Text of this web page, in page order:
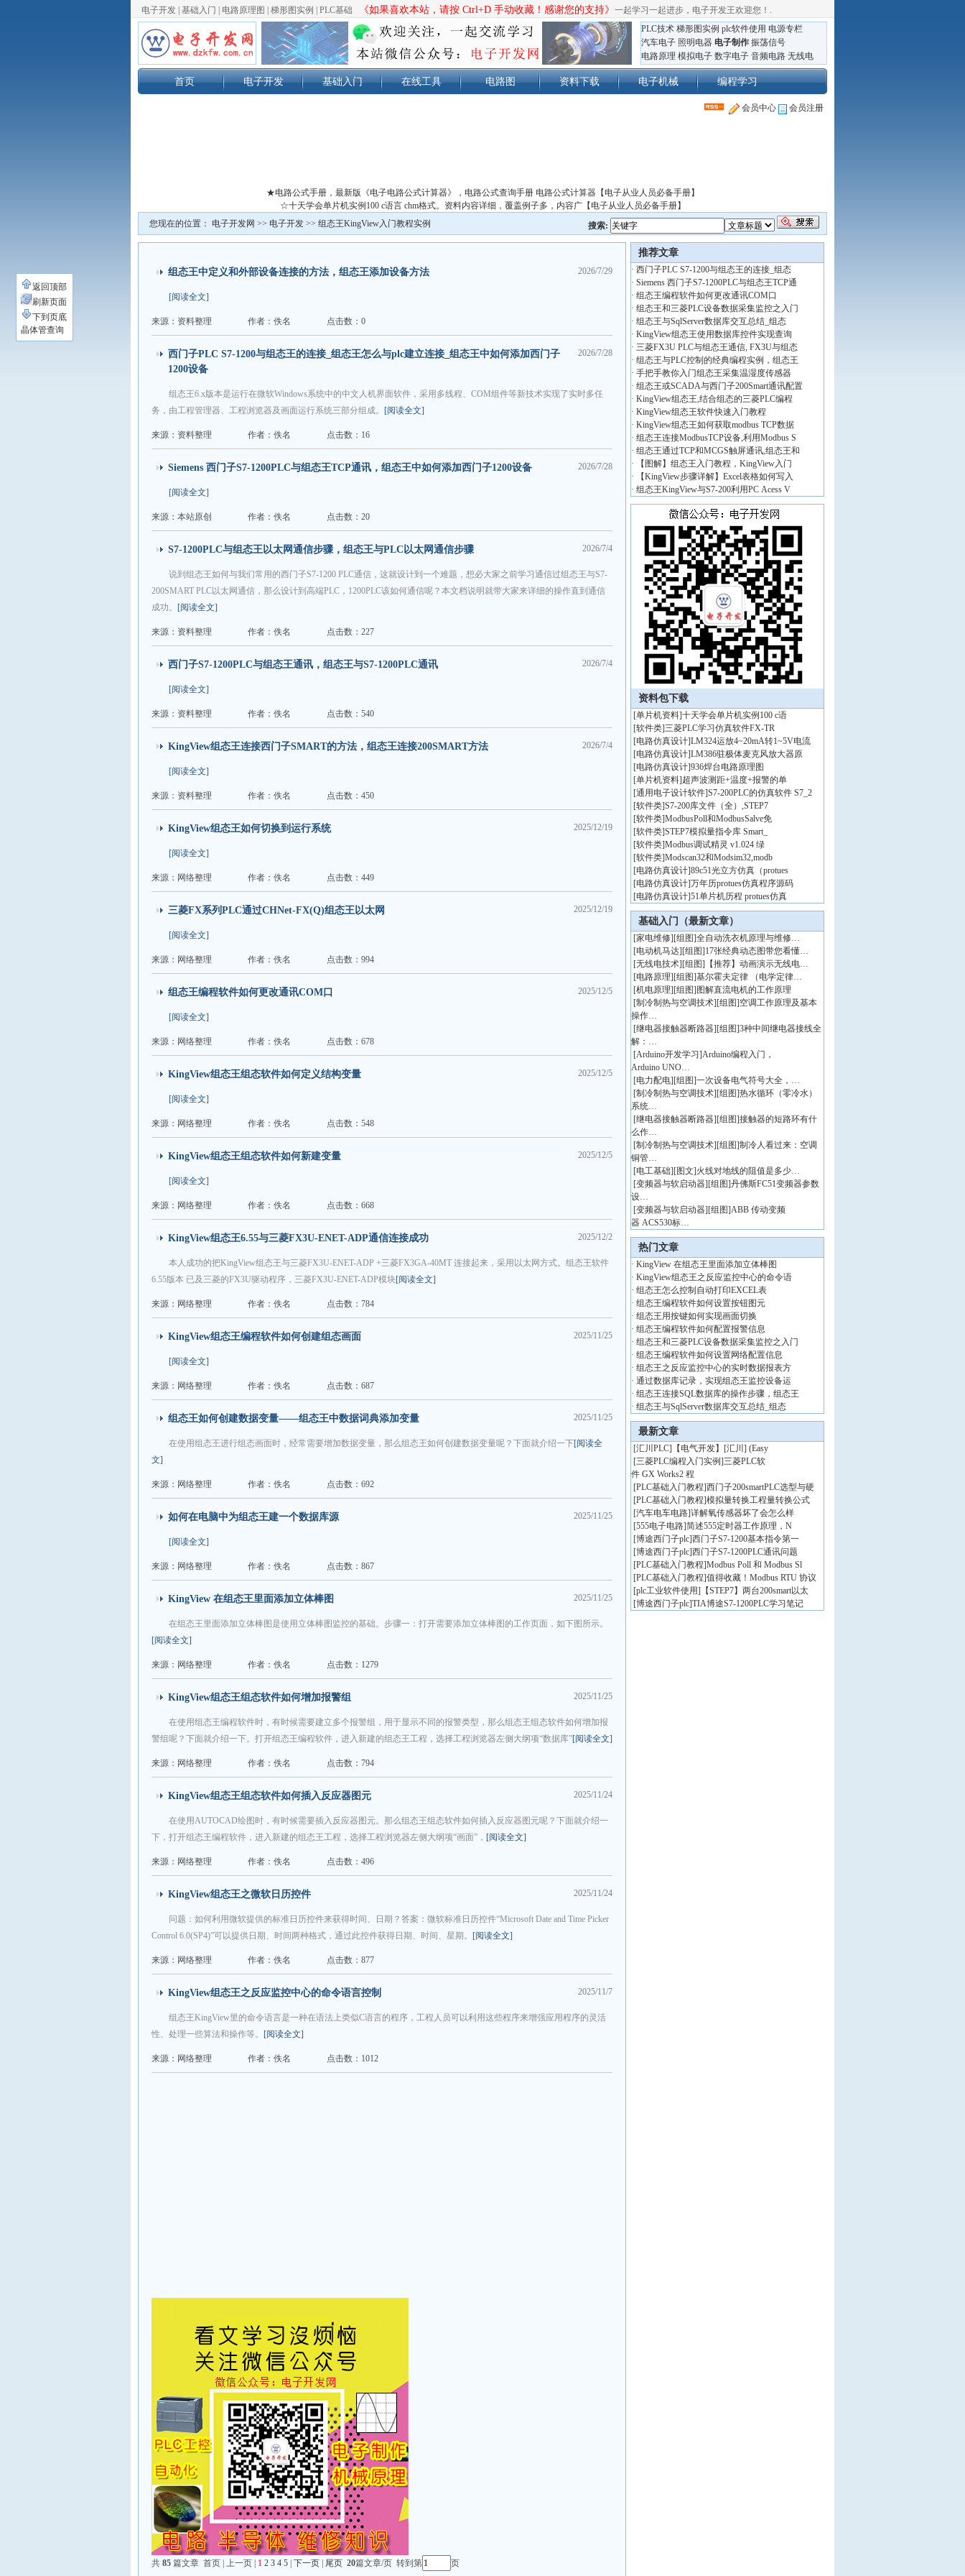
电子开发 基础入门 电路原理图 梯形图实例 PLC基础 《如果喜欢本站，请按 Ctrl+D 手动收藏！感谢您的支持》 一起学习一起进步，电子开发王欢迎您！ .
PLC技术 梯形图实例 plc软件使用 电源专栏
汽车电子 照明电器 电子制作 振荡信号
电路原理 模拟电子 数字电子 音频电路 无线电
首页 电子开发 基础入门 在线工具 电路图 资料下载 电子机械 编程学习
会员中心 会员注册
★电路公式手册，最新版《电子电路公式计算器》，电路公式查询手册 电路公式计算器【电子从业人员必备手册】
☆十天学会单片机实例100 c语言 chm格式。资料内容详细，覆盖例子多，内容广【电子从业人员必备手册】
搜索:
您现在的位置： 电子开发网 >> 电子开发 >> 组态王KingView入门教程实例
2026/7/29
组态王中定义和外部设备连接的方法，组态王添加设备方法
[阅读全文]
来源：资料整理 作者：佚名 点击数：0
2026/7/28
西门子PLC S7-1200与组态王的连接_组态王怎么与plc建立连接_组态王中如何添加西门子
1200设备
组态王6.x版本是运行在微软Windows系统中的中文人机界面软件，采用多线程、COM组件等新技术实现了实时多任
务，由工程管理器、工程浏览器及画面运行系统三部分组成。 [阅读全文]
来源：资料整理 作者：佚名 点击数：16
2026/7/28
Siemens 西门子S7-1200PLC与组态王TCP通讯，组态王中如何添加西门子1200设备
[阅读全文]
来源：本站原创 作者：佚名 点击数：20
2026/7/4
S7-1200PLC与组态王以太网通信步骤，组态王与PLC以太网通信步骤
说到组态王如何与我们常用的西门子S7-1200 PLC通信，这就设计到一个难题，想必大家之前学习通信过组态王与S7-
200SMART PLC以太网通信，那么设计到高端PLC，1200PLC该如何通信呢？本文档说明就带大家来详细的操作直到通信
成功。 [阅读全文]
来源：资料整理 作者：佚名 点击数：227
2026/7/4
西门子S7-1200PLC与组态王通讯，组态王与S7-1200PLC通讯
[阅读全文]
来源：资料整理 作者：佚名 点击数：540
2026/7/4
KingView组态王连接西门子SMART的方法，组态王连接200SMART方法
[阅读全文]
来源：资料整理 作者：佚名 点击数：450
2025/12/19
KingView组态王如何切换到运行系统
[阅读全文]
来源：网络整理 作者：佚名 点击数：449
2025/12/19
三菱FX系列PLC通过CHNet-FX(Q)组态王以太网
[阅读全文]
来源：网络整理 作者：佚名 点击数：994
2025/12/5
组态王编程软件如何更改通讯COM口
[阅读全文]
来源：网络整理 作者：佚名 点击数：678
2025/12/5
KingView组态王组态软件如何定义结构变量
[阅读全文]
来源：网络整理 作者：佚名 点击数：548
2025/12/5
KingView组态王组态软件如何新建变量
[阅读全文]
来源：网络整理 作者：佚名 点击数：668
2025/12/2
KingView组态王6.55与三菱FX3U-ENET-ADP通信连接成功
本人成功的把KingView组态王与三菱FX3U-ENET-ADP +三菱FX3GA-40MT 连接起来，采用以太网方式。组态王软件
6.55版本 已及三菱的FX3U驱动程序，三菱FX3U-ENET-ADP模块[阅读全文]
来源：网络整理 作者：佚名 点击数：784
2025/11/25
KingView组态王编程软件如何创建组态画面
[阅读全文]
来源：网络整理 作者：佚名 点击数：687
2025/11/25
组态王如何创建数据变量——组态王中数据词典添加变量
在使用组态王进行组态画面时，经常需要增加数据变量，那么组态王如何创建数据变量呢？下面就介绍一下[阅读全
文]
来源：网络整理 作者：佚名 点击数：692
2025/11/25
如何在电脑中为组态王建一个数据库源
[阅读全文]
来源：网络整理 作者：佚名 点击数：867
2025/11/25
KingView 在组态王里面添加立体棒图
在组态王里面添加立体棒图是使用立体棒图监控的基础。步骤一：打开需要添加立体棒图的工作页面，如下图所示。
[阅读全文]
来源：网络整理 作者：佚名 点击数：1279
2025/11/25
KingView组态王组态软件如何增加报警组
在使用组态王编程软件时，有时候需要建立多个报警组，用于显示不同的报警类型，那么组态王组态软件如何增加报
警组呢？下面就介绍一下。打开组态王编程软件，进入新建的组态王工程，选择工程浏览器左侧大纲项“数据库”[阅读全文]
来源：网络整理 作者：佚名 点击数：794
2025/11/24
KingView组态王组态软件如何插入反应器图元
在使用AUTOCAD绘图时，有时候需要插入反应器图元。那么组态王组态软件如何插入反应器图元呢？下面就介绍一
下，打开组态王编程软件，进入新建的组态王工程，选择工程浏览器左侧大纲项“画面”， [阅读全文]
来源：网络整理 作者：佚名 点击数：496
2025/11/24
KingView组态王之微软日历控件
问题：如何利用微软提供的标准日历控件来获得时间、日期？答案：微软标准日历控件“Microsoft Date and Time Picker
Control 6.0(SP4)”可以提供日期、时间两种格式，通过此控件获得日期、时间、星期。 [阅读全文]
来源：网络整理 作者：佚名 点击数：877
2025/11/7
KingView组态王之反应监控中心的命令语言控制
组态王KingView里的命令语言是一种在语法上类似C语言的程序，工程人员可以利用这些程序来增强应用程序的灵活
性、处理一些算法和操作等。 [阅读全文]
来源：网络整理 作者：佚名 点击数：1012
共 85 篇文章 首页 | 上一页 | 1 2 3 4 5 下一页 尾页 20篇文章/页 转到第 页
推荐文章
· 西门子PLC S7-1200与组态王的连接_组态
· Siemens 西门子S7-1200PLC与组态王TCP通
· 组态王编程软件如何更改通讯COM口
· 组态王和三菱PLC设备数据采集监控之入门
· 组态王与SqlServer数据库交互总结_组态
· KingView组态王使用数据库控件实现查询
· 三菱FX3U PLC与组态王通信, FX3U与组态
· 组态王与PLC控制的经典编程实例，组态王
· 手把手教你入门组态王采集温湿度传感器
· 组态王或SCADA与西门子200Smart通讯配置
· KingView组态王,结合组态的三菱PLC编程
· KingView组态王软件快速入门教程
· KingView组态王如何获取modbus TCP数据
· 组态王连接ModbusTCP设备,利用Modbus S
· 组态王通过TCP和MCGS触屏通讯,组态王和
·
【图解】组态王入门教程，KingView入门
·
【KingView步骤详解】Excel表格如何写入
· 组态王KingView与S7-200利用PC Acess V
资料包下载
[单片机资料]十天学会单片机实例100 c语
[软件类]三菱PLC学习仿真软件FX-TR
[电路仿真设计]LM324运放4~20mA转1~5V电流
[电路仿真设计]LM386驻极体麦克风放大器原
[电路仿真设计]936焊台电路原理图
[单片机资料]超声波测距+温度+报警的单
[通用电子设计软件]S7-200PLC的仿真软件 S7_2
[软件类]S7-200库文件（全）,STEP7
[软件类]ModbusPoll和ModbusSalve免
[软件类]STEP7模拟量指令库 Smart_
[软件类]Modbus调试精灵 v1.024 绿
[软件类]Modscan32和Modsim32,modb
[电路仿真设计]89c51光立方仿真（protues
[电路仿真设计]万年历protues仿真程序源码
[电路仿真设计]51单片机历程 protues仿真
基础入门（最新文章）
[家电维修][组图]全自动洗衣机原理与维修…
[电动机马达][组图]17张经典动态图带您看懂…
[无线电技术][组图] 【推荐】动画演示无线电…
[电路原理][组图]基尔霍夫定律 （电学定律…
[机电原理][组图] 图解直流电机的工作原理
[制冷制热与空调技术][组图]空调工作原理及基本
操作…
[继电器接触器断路器][组图]3种中间继电器接线全
解：…
[Arduino开发学习 ]Arduino编程入门，
Arduino UNO…
[电力配电][组图]一次设备电气符号大全，…
[制冷制热与空调技术][组图]热水循环（零冷水）
系统…
[继电器接触器断路器][组图]接触器的短路环有什
么作…
[制冷制热与空调技术][组图]制冷人看过来：空调
铜管…
[电工基础][图文]火线对地线的阻值是多少…
[变频器与软启动器][组图]丹佛斯FC51变频器参数
设…
[变频器与软启动器][组图]ABB 传动变频
器 ACS530标…
热门文章
· KingView 在组态王里面添加立体棒图
· KingView组态王之反应监控中心的命令语
· 组态王怎么控制自动打印EXCEL表
· 组态王编程软件如何设置按钮图元
· 组态王用按键如何实现画面切换
· 组态王编程软件如何配置报警信息
· 组态王和三菱PLC设备数据采集监控之入门
· 组态王编程软件如何设置网络配置信息
· 组态王之反应监控中心的实时数据报表方
· 通过数据库记录，实现组态王监控设备运
· 组态王连接SQL数据库的操作步骤，组态王
· 组态王与SqlServer数据库交互总结_组态
最新文章
[汇川PLC] 【电气开发】[汇川] (Easy
[三菱PLC编程入门实例]三菱PLC软
件 GX Works2 程
[PLC基础入门教程]西门子200smartPLC选型与硬
[PLC基础入门教程]模拟量转换工程量转换公式
[汽车电车电路]详解氧传感器坏了会怎么样
[555电子电路]简述555定时器工作原理，N
[博途西门子plc]西门子S7-1200基本指令第一
[博途西门子plc]西门子S7-1200PLC通讯问题
[PLC基础入门教程]Modbus Poll 和 Modbus Sl
[PLC基础入门教程]值得收藏！Modbus RTU 协议
[plc工业软件使用] 【STEP7】两台200smart以太
[博途西门子plc]TIA博途S7-1200PLC学习笔记
返回顶部
刷新页面
下到页底
晶体管查询